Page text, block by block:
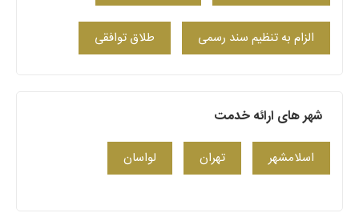
الزام به تنظیم سند رسمی طلاق توافقی
شهر های ارائه خدمت
اسلامشهر تهران لواسان